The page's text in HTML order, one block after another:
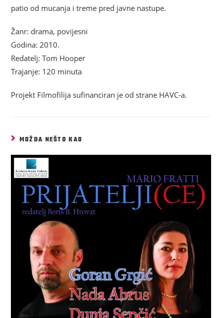
patio od mucanja i treme pred javne nastupe.
Žanr: drama, povijesni
Godina: 2010.
Redatelj: Tom Hooper
Trajanje: 120 minuta
Projekt Filmofilija sufinanciran je od strane HAVC-a.
MOŽDA NEŠTO KAO